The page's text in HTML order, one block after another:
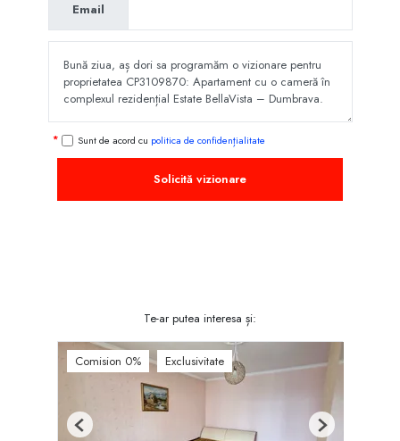
Email
Sunt de acord cu politica de confidențialitate
Solicită vizionare
Te-ar putea interesa și:
Comision 0% Exclusivitate
Previous Next